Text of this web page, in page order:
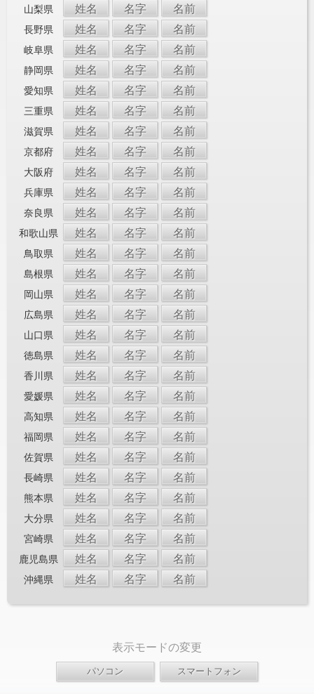
山梨県 姓名 名字 名前
長野県 姓名 名字 名前
岐阜県 姓名 名字 名前
静岡県 姓名 名字 名前
愛知県 姓名 名字 名前
三重県 姓名 名字 名前
滋賀県 姓名 名字 名前
京都府 姓名 名字 名前
大阪府 姓名 名字 名前
兵庫県 姓名 名字 名前
奈良県 姓名 名字 名前
和歌山県 姓名 名字 名前
鳥取県 姓名 名字 名前
島根県 姓名 名字 名前
岡山県 姓名 名字 名前
広島県 姓名 名字 名前
山口県 姓名 名字 名前
徳島県 姓名 名字 名前
香川県 姓名 名字 名前
愛媛県 姓名 名字 名前
高知県 姓名 名字 名前
福岡県 姓名 名字 名前
佐賀県 姓名 名字 名前
長崎県 姓名 名字 名前
熊本県 姓名 名字 名前
大分県 姓名 名字 名前
宮崎県 姓名 名字 名前
鹿児島県 姓名 名字 名前
沖縄県 姓名 名字 名前
表示モードの変更